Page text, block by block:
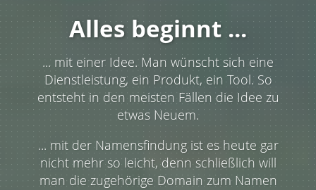
Alles beginnt ...
... mit einer Idee. Man wünscht sich eine
Dienstleistung, ein Produkt, ein Tool. So
entsteht in den meisten Fällen die Idee zu
etwas Neuem.
... mit der Namensfindung ist es heute gar
nicht mehr so leicht, denn schließlich will
man die zugehörige Domain zum Namen